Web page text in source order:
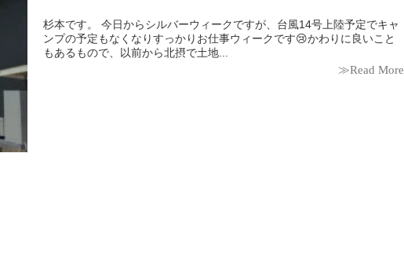
杉本です。 今日からシルバーウィークですが、台風14号上陸予定でキャ
ンプの予定もなくなりすっかりお仕事ウィークです😢かわりに良いこと
もあるもので、以前から北摂で土地...
≫Read More